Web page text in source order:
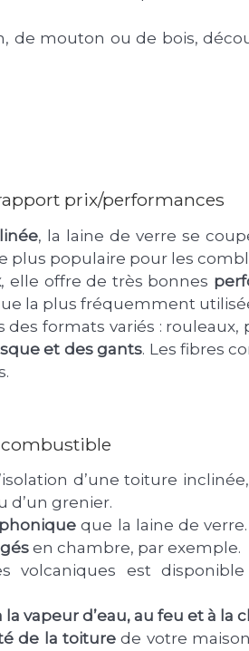
de mouton ou de bois,
prix/performances
, la laine de verre se
plus populaire pour les
, elle offre de très bonnes
la plus fréquemment
formats variés :
et des gants. Les fibres
d’une toiture
d’un grenier.
que la laine de
en chambre, par exemple.
volcaniques est
la vapeur d’eau, au feu et à la
de la toiturede votre